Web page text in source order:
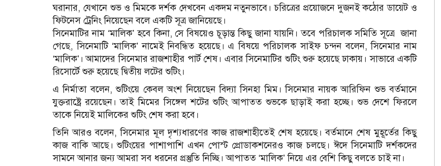
ঘরানার, যেখানে শুভ ও মিমকে দর্শক দেখবেন একদম নতুনভাবে। চরিত্রের প্রয়োজনে দুজনই কঠোর ডায়েট ও
ফিটনেস ট্রেনিং নিয়েছেন বলে একটি সূত্র জানিয়েছে।
সিনেমাটির নাম ‘মালিক’ হবে কিনা, সে বিষয়েও চূড়ান্ত কিছু জানা যায়নি। তবে পরিচালক সমিতি সূত্রে জানা
গেছে, সিনেমাটি ‘মালিক’ নামেই নিবন্ধিত হয়েছে। এ বিষয়ে পরিচালক সাইফ চন্দন বলেন, সিনেমার নাম
‘মালিক’। আমাদের সিনেমার রাজশাহীর পার্ট শেষ। এবার সিনেমাটির শুটিং শুরু হয়েছে ঢাকায়। সাভারে একটি
রিসোর্টে শুরু হয়েছে দ্বিতীয় লটের শুটিং।
এ নির্মাতা বলেন, শুটিংয়ে কেবল অংশ নিয়েছেন বিদ্যা সিনহা মিম। সিনেমার নায়ক আরিফিন শুভ বর্তমানে
যুক্তরাষ্ট্রে রয়েছেন। তাই মিমের সিঙ্গেল শটের শুটিং আপাতত শুভকে ছাড়াই করা হচ্ছে। শুভ দেশে ফিরলে
তাকে নিয়েই মালিকের শুটিং শেষ করা হবে।
তিনি আরও বলেন, সিনেমার মূল দৃশ্যধারণের কাজ রাজশাহীতেই শেষ হয়েছে। বর্তমানে শেষ মুহূর্তের কিছু
কাজ বাকি আছে। শুটিংয়ের পাশাপাশি এখন পোস্ট প্রোডাকশনেরও কাজ চলছে। ঈদে সিনেমাটি দর্শকদের
সামনে আনার জন্য আমরা সব ধরনের প্রস্তুতি নিচ্ছি। আপাতত ‘মালিক’ নিয়ে এর বেশি কিছু বলতে চাই না।